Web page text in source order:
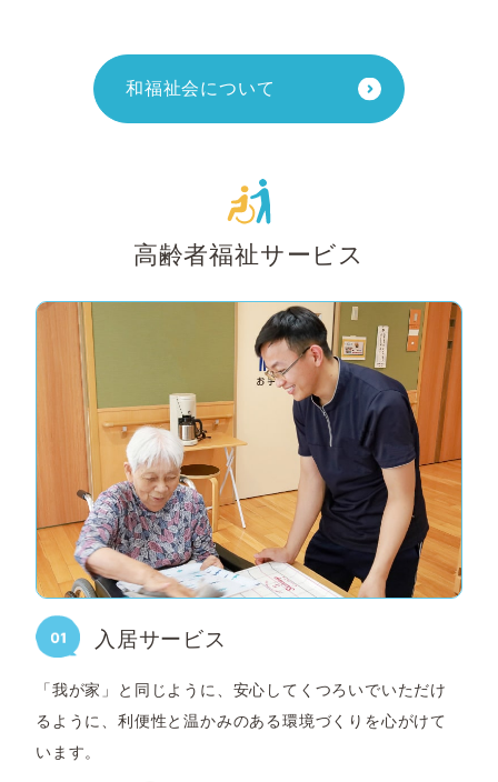
和福祉会について
高齢者福祉サービス
入居サービス
「我が家」と同じように、安心してくつろいでいただけ
るように、利便性と温かみのある環境づくりを心がけて
います。